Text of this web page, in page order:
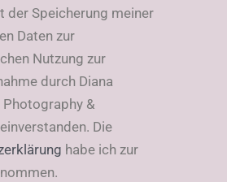
der Speicherung meiner
Daten zur
Nutzung zur
durch Diana
&
Die
habe ich zur